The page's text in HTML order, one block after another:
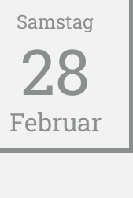
Samstag
28
Februar